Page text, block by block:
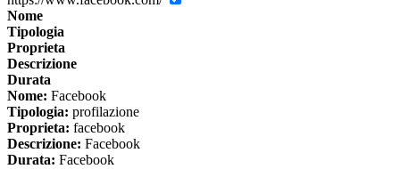
Nome
Tipologia
Proprieta
Descrizione
Durata
Nome: Facebook
Tipologia: profilazione
Proprieta: facebook
Descrizione: Facebook
Durata: Facebook